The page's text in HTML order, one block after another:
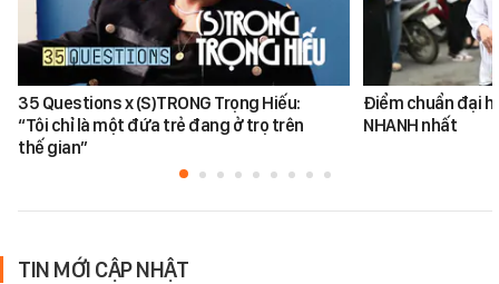
35 Questions x (S)TRONG Trọng Hiếu:
“Tôi chỉ là một đứa trẻ đang ở trọ trên
thế gian”
Điểm chuẩn đại
NHANH nhất
TIN MỚI CẬP NHẬT